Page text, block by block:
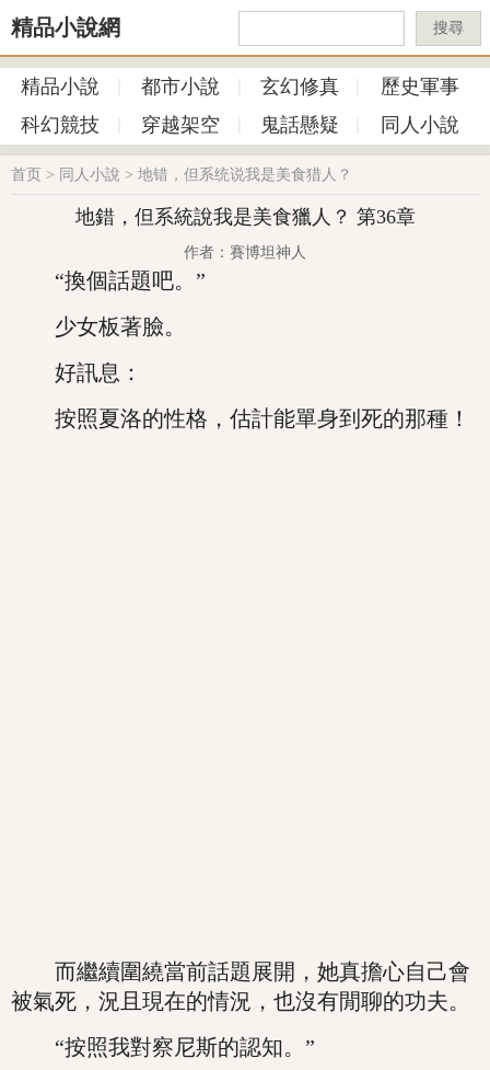
精品小說網 搜尋
精品小說 都市小說 玄幻修真
歷史軍事
科幻競技
穿越架空 鬼話懸疑 同人小說
首页 > 同人小說 > 地错，但系统说我是美食猎人？
地錯，但系統說我是美食獵人？ 第36章
作者：賽博坦神人
“換個話題吧。”
少女板著臉。
好訊息：
按照夏洛的性格，估計能單身到死的那種！
而繼續圍繞當前話題展開，她真擔心自己會
被氣死，況且現在的情況，也沒有閒聊的功夫。
“按照我對察尼斯的認知。”